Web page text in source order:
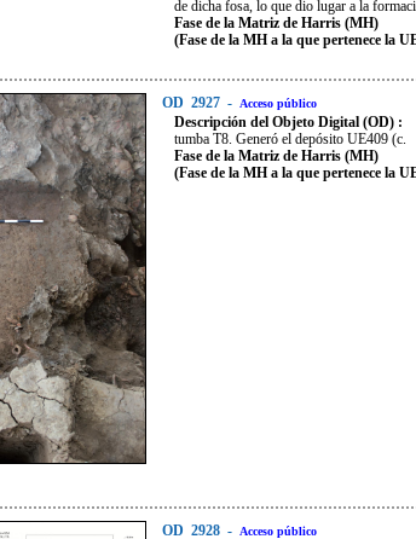
de dicha fosa, lo que dio lugar a la
Fase de la Matriz de Harris (MH)
(Fase de la MH a la que pertenece la
OD 2927 - Acceso público
Descripción del Objeto Digital (OD) :
tumba T8. Generó el depósito UE409 (c.
Fase de la Matriz de Harris (MH)
(Fase de la MH a la que pertenece la
OD 2928 - Acceso público